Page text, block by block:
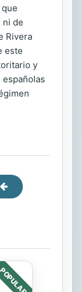
ni de
Rivera
este
y